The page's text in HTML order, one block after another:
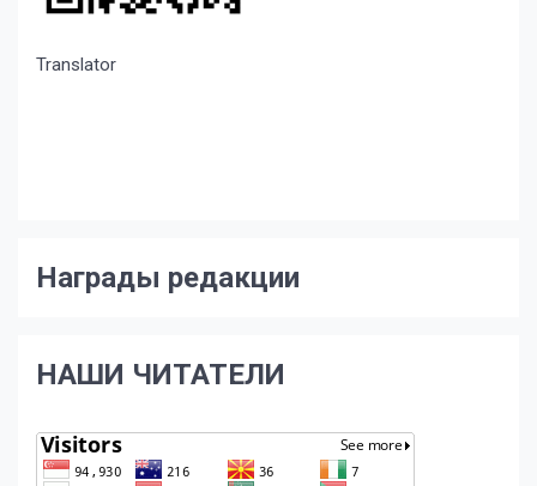
Translator
Награды редакции
НАШИ ЧИТАТЕЛИ